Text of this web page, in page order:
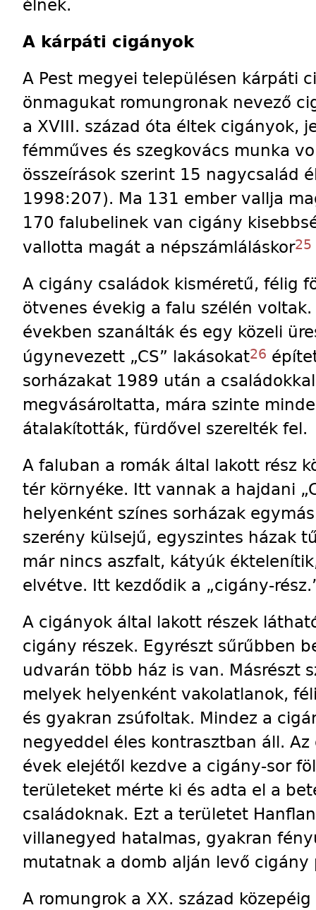
élnek.
A kárpáti cigányok
A Pest megyei településen kárpáti
önmagukat romungronak nevező
a XVIII. század óta éltek cigányok,
fémműves és szegkovács munka
összeírások szerint 15 nagycsalád
1998:207). Ma 131 ember vallja
170 falubelinek van cigány
vallotta magát a népszámláláskor25
A cigány családok kisméretű, félig
ötvenes évekig a falu szélén
években szanálták és egy közeli
úgynevezett „CS” lakásokat26
sorházakat 1989 után a
megvásároltatta, mára szinte
átalakították, fürdővel szerelték fel.
A faluban a romák által lakott rész
tér környéke. Itt vannak a hajdani
helyenként színes sorházak
szerény külsejű, egyszintes házak
már nincs aszfalt, kátyúk
elvétve. Itt kezdődik a „cigány-
A cigányok által lakott részek
cigány részek. Egyrészt sűrűbben
udvarán több ház is van. Másrészt
melyek helyenként vakolatlanok,
és gyakran zsúfoltak. Mindez a
negyeddel éles kontrasztban áll.
évek elejétől kezdve a cigány-sor
területeket mérte ki és adta el a
családoknak. Ezt a területet
villanegyed hatalmas, gyakran
mutatnak a domb alján levő cigány
A romungrok a XX. század